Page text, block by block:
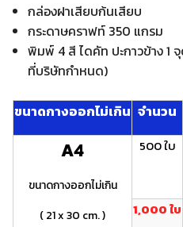
กล่องฝาเสียบก้นเสียบ
กระดาษคราฟท์ 350 แกรม
พิมพ์ 4 สี ไดคัท ปะกาวข้าง 1
ที่บริษัทกำหนด)
ขนาดกางออกไม่เกิน จำนวน
A4
ขนาดกางออกไม่เกิน
( 21 x 30 cm. )
500 ใบ
1,000 ใบ